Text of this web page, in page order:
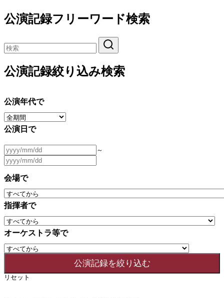
公演記録フリーワード検索
公演記録絞り込み検索
公演年代で
公演日で
～
会場で
指揮者で
オーケストラ等で
リセット